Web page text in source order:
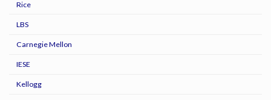
Rice
LBS
Carnegie Mellon
IESE
Kellogg